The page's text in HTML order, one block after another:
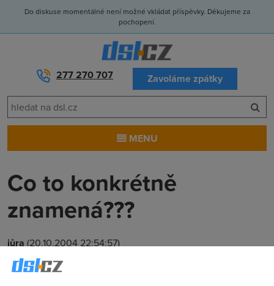
Do diskuse momentálně není možné vkládat příspěvky. Děkujeme za
pochopení.
277 270 707 Zavoláme zpátky
MENU
Co to konkrétně
znamená???
jůra(20.10.2004 22:54:57)
Vazena pani, vazeny pane, dekujeme za Vas zajem o sluzbu